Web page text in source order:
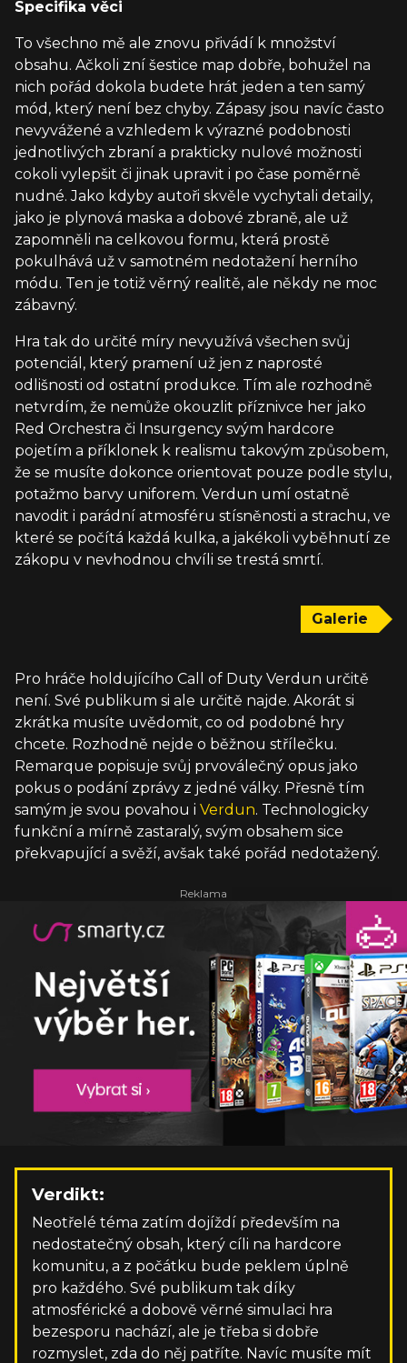
Specifika věci
To všechno mě ale znovu přivádí k množství
obsahu. Ačkoli zní šestice map dobře, bohužel na
nich pořád dokola budete hrát jeden a ten samý
mód, který není bez chyby. Zápasy jsou navíc často
nevyvážené a vzhledem k výrazné podobnosti
jednotlivých zbraní a prakticky nulové možnosti
cokoli vylepšit či jinak upravit i po čase poměrně
nudné. Jako kdyby autoři skvěle vychytali detaily,
jako je plynová maska a dobové zbraně, ale už
zapomněli na celkovou formu, která prostě
pokulhává už v samotném nedotažení herního
módu. Ten je totiž věrný realitě, ale někdy ne moc
zábavný.
Hra tak do určité míry nevyužívá všechen svůj
potenciál, který pramení už jen z naprosté
odlišnosti od ostatní produkce. Tím ale rozhodně
netvrdím, že nemůže okouzlit příznivce her jako
Red Orchestra či Insurgency svým hardcore
pojetím a příklonek k realismu takovým způsobem,
že se musíte dokonce orientovat pouze podle stylu,
potažmo barvy uniforem. Verdun umí ostatně
navodit i parádní atmosféru stísněnosti a strachu, ve
které se počítá každá kulka, a jakékoli vyběhnutí ze
zákopu v nevhodnou chvíli se trestá smrtí.
Galerie
Pro hráče holdujícího Call of Duty Verdun určitě
není. Své publikum si ale určitě najde. Akorát si
zkrátka musíte uvědomit, co od podobné hry
chcete. Rozhodně nejde o běžnou střílečku.
Remarque popisuje svůj prvoválečný opus jako
pokus o podání zprávy z jedné války. Přesně tím
samým je svou povahou i Verdun. Technologicky
funkční a mírně zastaralý, svým obsahem sice
překvapující a svěží, avšak také pořád nedotažený.
Verdikt:
Neotřelé téma zatím dojíždí především na
nedostatečný obsah, který cíli na hardcore
komunitu, a z počátku bude peklem úplně
pro každého. Své publikum tak díky
atmosférické a dobově věrné simulaci hra
bezesporu nachází, ale je třeba si dobře
rozmyslet, zda do něj patříte. Navíc musíte mít